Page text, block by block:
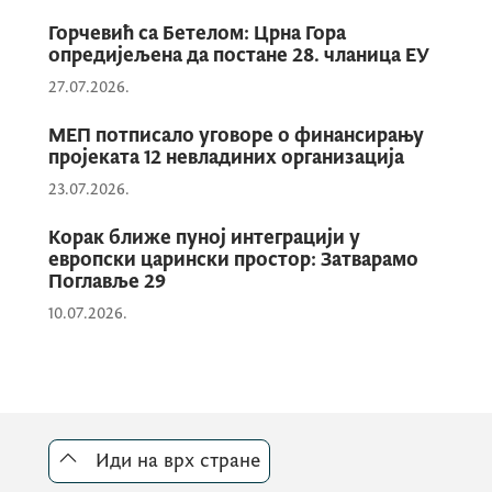
и о процесу доношења одлука у Европској
унији. Такође, појашњени су ефекти
чланства на животни стандард, цијене,
миграција и друга питања од значаја за
свакодневни живот грађана.
суверенитета, већ његово дијељење са
Горчевић са Бетелом: Црна Гора
опредијељена да постане 28. чланица ЕУ
27.07.2026.
МЕП потписало уговоре о финансирању
пројеката 12 невладиних организација
23.07.2026.
Корак ближе пуној интеграцији у
европски царински простор: Затварамо
Поглавље 29
10.07.2026.
Иди на врх стране